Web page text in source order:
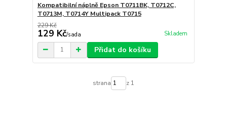
Kompatibilní náplně Epson T0711BK, T0712C,
T0713M, T0714Y Multipack T0715
229 Kč
129 Kč/sada Skladem
Přidat do košíku
strana z 1